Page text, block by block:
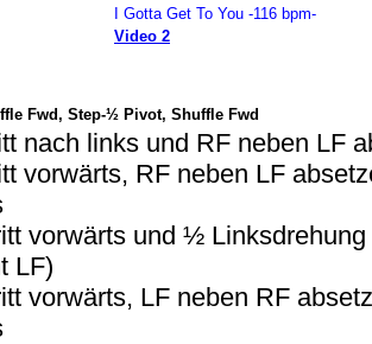
I Gotta Get To You -116 bpm-
Video 2
Fwd, Step-½ Pivot, Shuffle Fwd
nach links und RF neben LF
vorwärts, RF neben LF
vorwärts und ½
LF)
vorwärts, LF neben RF